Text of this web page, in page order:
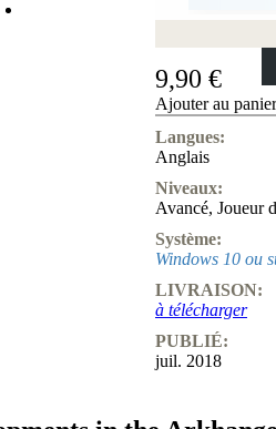
9,90 €
Ajouter au panier
Langues:
Anglais
Niveaux:
Avancé, Joueur
Système:
Windows 10 ou
LIVRAISON:
à télécharger
PUBLIÉ:
juil. 2018